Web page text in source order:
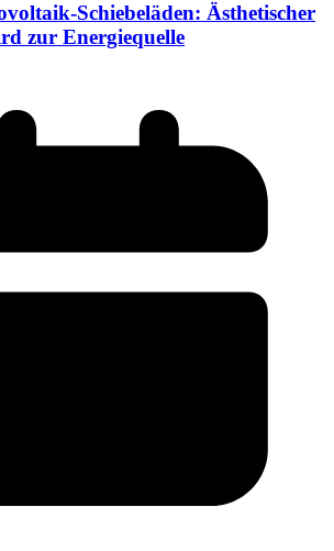
Schiebeläden: Ästhetischer
zur Energiequelle